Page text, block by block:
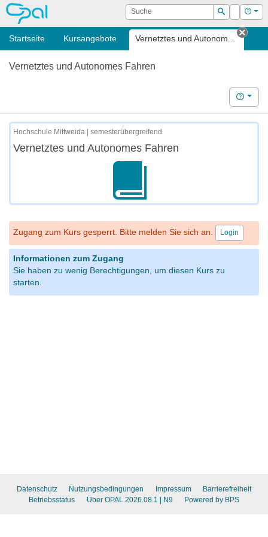
OPAL Suche
Suchen
Login Hilfe
Startseite Kursangebote Vernetztes und Autonom...
Tab
Vernetztes und Autonomes Fahren
Hilfe
Hochschule Mittweida | semesterübergreifend
Vernetztes und Autonomes Fahren
Zugang zum Kurs gesperrt. Bitte melden Sie sich an. Login
Informationen zum Zugang
Sie haben zu wenig Berechtigungen, um diesen Kurs zu
starten.
Datenschutz Nutzungsbedingungen Impressum
Barrierefreiheit
Betriebsstatus
Über OPAL 2026.08.1 | N9 Powered by BPS